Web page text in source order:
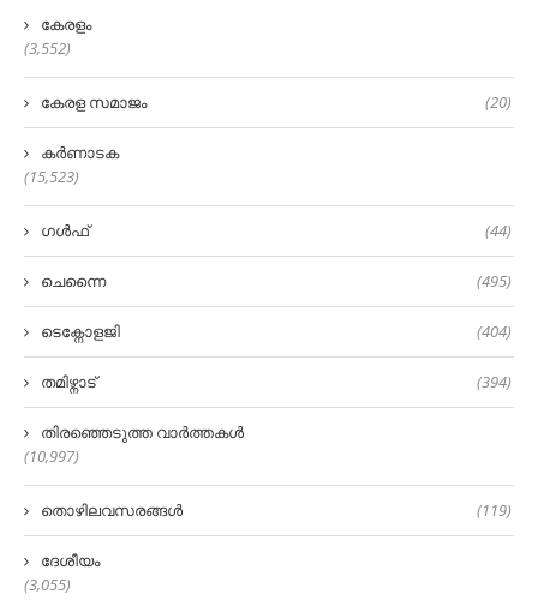
കേരളം
(3,552)
കേരള സമാജം (20)
കർണാടക
(15,523)
ഗൾഫ് (44)
ചെന്നൈ (495)
ടെക്നോളജി (404)
തമിഴ്നാട് (394)
തിരഞ്ഞെടുത്ത വാർത്തകൾ
(10,997)
തൊഴിലവസരങ്ങൾ (119)
ദേശീയം
(3,055)